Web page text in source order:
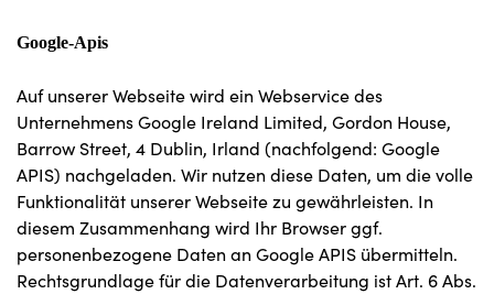
Google-Apis
Auf unserer Webseite wird ein Webservice des
Unternehmens Google Ireland Limited, Gordon House,
Barrow Street, 4 Dublin, Irland (nachfolgend: Google
APIS) nachgeladen. Wir nutzen diese Daten, um die volle
Funktionalität unserer Webseite zu gewährleisten. In
diesem Zusammenhang wird Ihr Browser ggf.
personenbezogene Daten an Google APIS übermitteln.
Rechtsgrundlage für die Datenverarbeitung ist Art. 6 Abs.